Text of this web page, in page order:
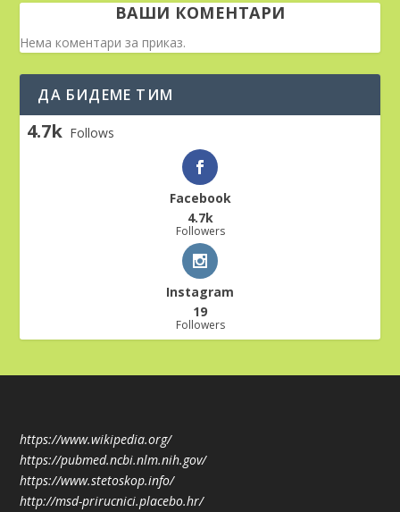
ВАШИ КОМЕНТАРИ
Нема коментари за приказ.
ДА БИДЕМЕ ТИМ
4.7k Follows
Facebook
4.7k
Followers
Instagram
19
Followers
https://www.wikipedia.org/
https://pubmed.ncbi.nlm.nih.gov/
https://www.stetoskop.info/
http://msd-prirucnici.placebo.hr/